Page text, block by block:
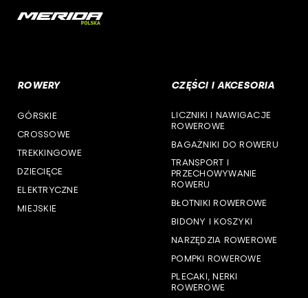
cst
woj. opolskie
woj. podlaskie
woj. pomorskie
woj. śląskie
woj. warmińsko-mazurskie
ROWERY
GÓRSKIE
CROSSOWE
TREKKINGOWE
DZIECIĘCE
ELEKTRYCZNE
MIEJSKIE
CZĘŚCI I AKCESORIA
LICZNIKI I NAWIGACJE
ROWEROWE
BAGAŻNIKI DO ROWERU
TRANSPORT I
PRZECHOWYWANIE
ROWERU
BŁOTNIKI ROWEROWE
BIDONY I KOSZYKI
NARZĘDZIA ROWEROWE
POMPKI ROWEROWE
PLECAKI, NERKI
ROWEROWE